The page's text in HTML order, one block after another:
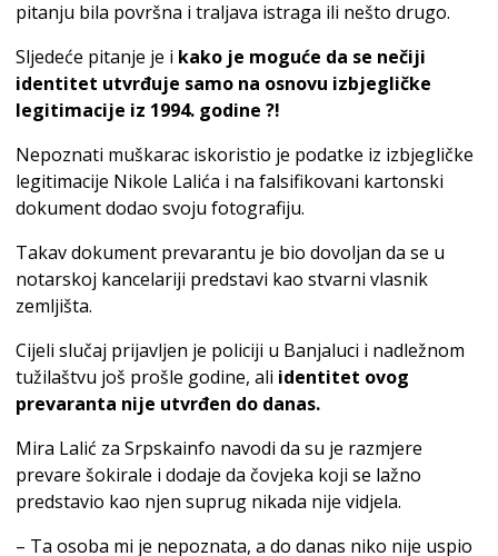
pitanju bila površna i traljava istraga ili nešto drugo.
Sljedeće pitanje je i kako je moguće da se nečiji
identitet utvrđuje samo na osnovu izbjegličke
legitimacije iz 1994. godine ?!
Nepoznati muškarac iskoristio je podatke iz izbjegličke
legitimacije Nikole Lalića i na falsifikovani kartonski
dokument dodao svoju fotografiju.
Takav dokument prevarantu je bio dovoljan da se u
notarskoj kancelariji predstavi kao stvarni vlasnik
zemljišta.
Cijeli slučaj prijavljen je policiji u Banjaluci i nadležnom
tužilaštvu još prošle godine, ali identitet ovog
prevaranta nije utvrđen do danas.
Mira Lalić za Srpskainfo navodi da su je razmjere
prevare šokirale i dodaje da čovjeka koji se lažno
predstavio kao njen suprug nikada nije vidjela.
– Ta osoba mi je nepoznata, a do danas niko nije uspio